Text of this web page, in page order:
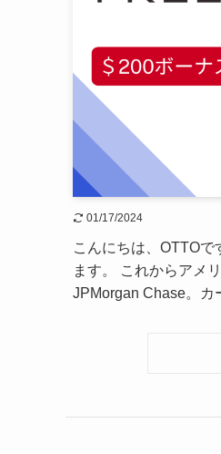
01/17/2024
こんにちは、OTTO
ます。 これからアメ
JPMorgan Chase。カ